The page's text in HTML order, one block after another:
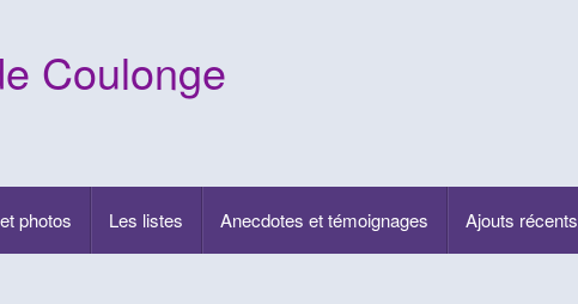
Coulonge
photos Les listes Anecdotes et témoignages Ajouts récents